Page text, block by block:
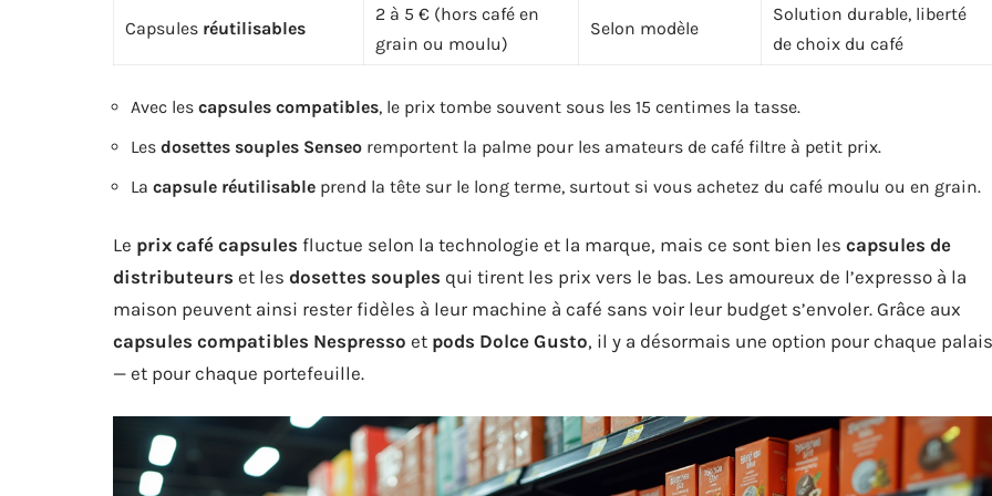
Capsules réutilisables
2 à 5 € (hors café en
grain ou moulu)
Selon modèle
Solution durable, liberté
de choix du café
Avec les capsules compatibles, le prix tombe souvent sous les 15 centimes la tasse.
Les dosettes souples Senseo remportent la palme pour les amateurs de café filtre à petit prix.
La capsule réutilisable prend la tête sur le long terme, surtout si vous achetez du café moulu ou en grain.
Le prix café capsules fluctue selon la technologie et la marque, mais ce sont bien les capsules de
distributeurs et les dosettes souples qui tirent les prix vers le bas. Les amoureux de l’expresso à la
maison peuvent ainsi rester fidèles à leur machine à café sans voir leur budget s’envoler. Grâce aux
capsules compatibles Nespresso et pods Dolce Gusto, il y a désormais une option pour chaque palais
— et pour chaque portefeuille.